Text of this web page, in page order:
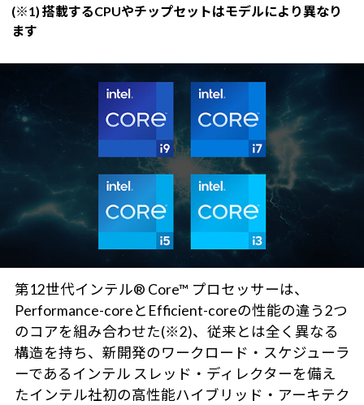
(※1) 搭載するCPUやチップセットはモデルにより異なり
ます
第12世代インテル® Core™ プロセッサーは、
Performance-coreとEfficient-coreの性能の違う2つ
のコアを組み合わせた(※2)、従来とは全く異なる
構造を持ち、新開発のワークロード・スケジューラ
ーであるインテル スレッド・ディレクターを備え
たインテル社初の高性能ハイブリッド・アーキテク